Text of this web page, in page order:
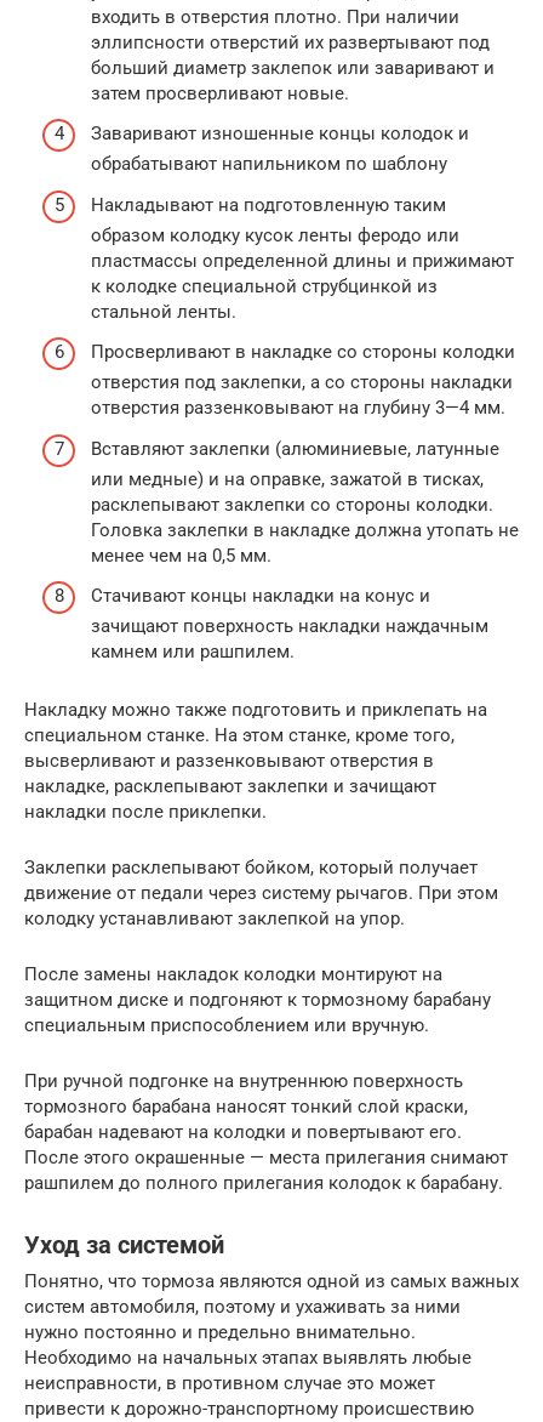
входить в отверстия плотно. При наличии
эллипсности отверстий их развертывают под
больший диаметр заклепок или заваривают и
затем просверливают новые.
Заваривают изношенные концы колодок и
обрабатывают напильником по шаблону
Накладывают на подготовленную таким
образом колодку кусок ленты феродо или
пластмассы определенной длины и прижимают
к колодке специальной струбцинкой из
стальной ленты.
Просверливают в накладке со стороны колодки
отверстия под заклепки, а со стороны накладки
отверстия раззенковывают на глубину 3—4 мм.
Вставляют заклепки (алюминиевые, латунные
или медные) и на оправке, зажатой в тисках,
расклепывают заклепки со стороны колодки.
Головка заклепки в накладке должна утопать не
менее чем на 0,5 мм.
Стачивают концы накладки на конус и
зачищают поверхность накладки наждачным
камнем или рашпилем.
Накладку можно также подготовить и приклепать на
специальном станке. На этом станке, кроме того,
высверливают и раззенковывают отверстия в
накладке, расклепывают заклепки и зачищают
накладки после приклепки.
Заклепки расклепывают бойком, который получает
движение от педали через систему рычагов. При этом
колодку устанавливают заклепкой на упор.
После замены накладок колодки монтируют на
защитном диске и подгоняют к тормозному барабану
специальным приспособлением или вручную.
При ручной подгонке на внутреннюю поверхность
тормозного барабана наносят тонкий слой краски,
барабан надевают на колодки и повертывают его.
После этого окрашенные — места прилегания снимают
рашпилем до полного прилегания колодок к барабану.
Уход за системой
Понятно, что тормоза являются одной из самых важных
систем автомобиля, поэтому и ухаживать за ними
нужно постоянно и предельно внимательно.
Необходимо на начальных этапах выявлять любые
неисправности, в противном случае это может
привести к дорожно-транспортному происшествию